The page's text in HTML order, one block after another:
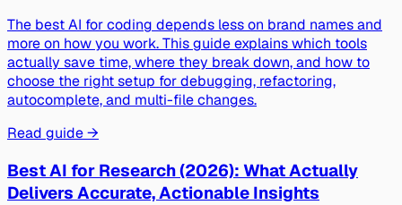
The best AI for coding depends less on brand names and
more on how you work. This guide explains which tools
actually save time, where they break down, and how to
choose the right setup for debugging, refactoring,
autocomplete, and multi-file changes.
Read guide →
Best AI for Research (2026): What Actually
Delivers Accurate, Actionable Insights